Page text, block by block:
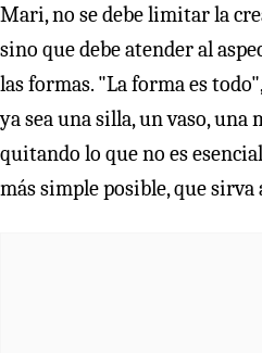
Mari, no se debe limitar la
sino que debe atender al
las formas. "La forma es
ya sea una silla, un vaso, una
quitando lo que no es
más simple posible, que sirva